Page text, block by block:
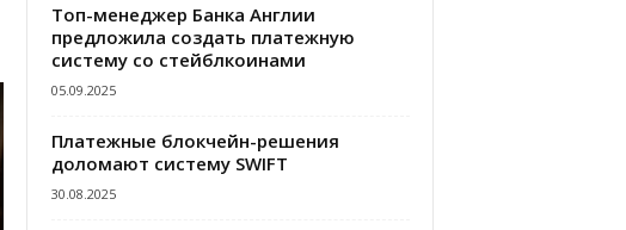
Топ-менеджер Банка Англии
предложила создать платежную
систему со стейблкоинами
05.09.2025
Платежные блокчейн-решения
доломают систему SWIFT
30.08.2025